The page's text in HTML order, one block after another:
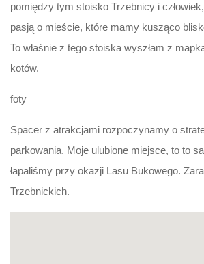
pomiędzy tym stoisko Trzebnicy i
pasją o mieście, które mamy kusząco
To właśnie z tego stoiska wyszłam z
kotów.
foty
Spacer z atrakcjami rozpoczynamy o
parkowania. Moje ulubione miejsce, to to
łapaliśmy przy okazji Lasu Bukowego.
Trzebnickich.